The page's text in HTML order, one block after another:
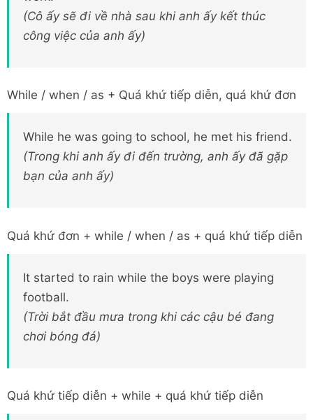
(Cô ấy sẽ đi về nhà sau khi anh ấy kết thúc
công việc của anh ấy)
While / when / as + Quá khứ tiếp diễn, quá khứ đơn
While he was going to school, he met his friend.
(Trong khi anh ấy đi đến trường, anh ấy đã gặp
bạn của anh ấy)
Quá khứ đơn + while / when / as + quá khứ tiếp diễn
It started to rain while the boys were playing
football.
(Trời bắt đầu mưa trong khi các cậu bé đang
chơi bóng đá)
Quá khứ tiếp diễn + while + quá khứ tiếp diễn